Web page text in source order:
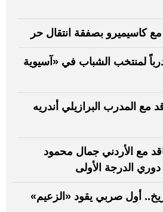
مع كاسيميرو بصفقة انتقال حر
لمنتخب الشباب في «آسيوية
مع المدرب البرازيلي أندريه
مع الأردني جمال محمود
الدرجة الأولى
أول صربي يقود «الزعيم»